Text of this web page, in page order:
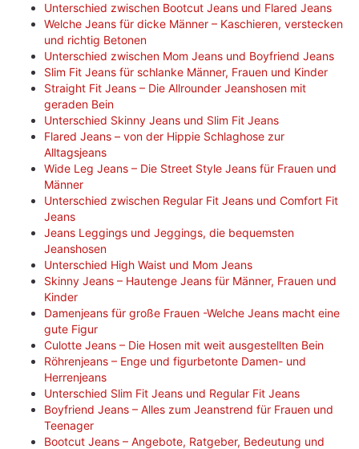
Unterschied zwischen Bootcut Jeans und Flared Jeans
Welche Jeans für dicke Männer – Kaschieren, verstecken
und richtig Betonen
Unterschied zwischen Mom Jeans und Boyfriend Jeans
Slim Fit Jeans für schlanke Männer, Frauen und Kinder
Straight Fit Jeans – Die Allrounder Jeanshosen mit
geraden Bein
Unterschied Skinny Jeans und Slim Fit Jeans
Flared Jeans – von der Hippie Schlaghose zur
Alltagsjeans
Wide Leg Jeans – Die Street Style Jeans für Frauen und
Männer
Unterschied zwischen Regular Fit Jeans und Comfort Fit
Jeans
Jeans Leggings und Jeggings, die bequemsten
Jeanshosen
Unterschied High Waist und Mom Jeans
Skinny Jeans – Hautenge Jeans für Männer, Frauen und
Kinder
Damenjeans für große Frauen -Welche Jeans macht eine
gute Figur
Culotte Jeans – Die Hosen mit weit ausgestellten Bein
Röhrenjeans – Enge und figurbetonte Damen- und
Herrenjeans
Unterschied Slim Fit Jeans und Regular Fit Jeans
Boyfriend Jeans – Alles zum Jeanstrend für Frauen und
Teenager
Bootcut Jeans – Angebote, Ratgeber, Bedeutung und